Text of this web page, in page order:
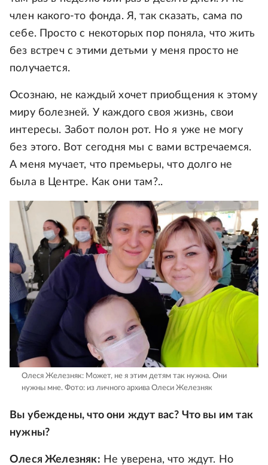
член какого-то фонда. Я, так сказать, сама по
себе. Просто с некоторых пор поняла, что жить
без встреч с этими детьми у меня просто не
получается.
Осознаю, не каждый хочет приобщения к этому
миру болезней. У каждого своя жизнь, свои
интересы. Забот полон рот. Но я уже не могу
без этого. Вот сегодня мы с вами встречаемся.
А меня мучает, что премьеры, что долго не
была в Центре. Как они там?..
Олеся Железняк: Может, не я этим детям так нужна. Они
нужны мне. Фото: из личного архива Олеси Железняк
Вы убеждены, что они ждут вас? Что вы им так
нужны?
Олеся Железняк: Не уверена, что ждут. Но